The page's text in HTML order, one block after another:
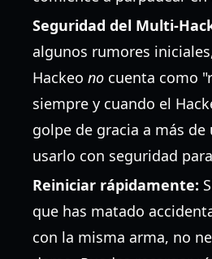
Seguridad del Multi-
algunos rumores
Hackeo no cuenta como
siempre y cuando el
golpe de gracia a más
usarlo con seguridad
Reiniciar rápidamente:
que has matado
con la misma arma, no